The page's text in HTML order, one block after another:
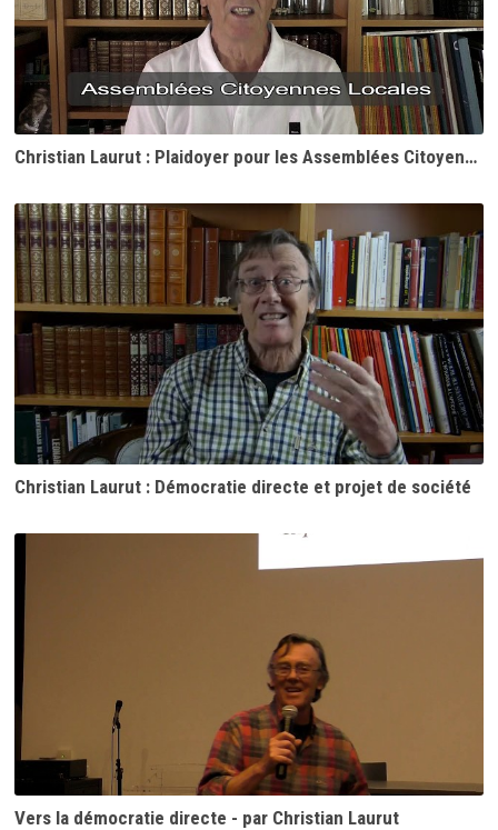
Christian Laurut : Plaidoyer pour les Assemblées Citoyennes Locales
Christian Laurut : Démocratie directe et projet de société
Vers la démocratie directe - par Christian Laurut